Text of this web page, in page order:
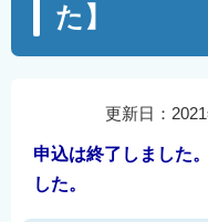
た】
更新日：
申込は終了しました
した。